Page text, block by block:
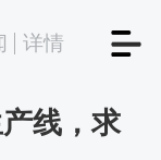
详情
线，求